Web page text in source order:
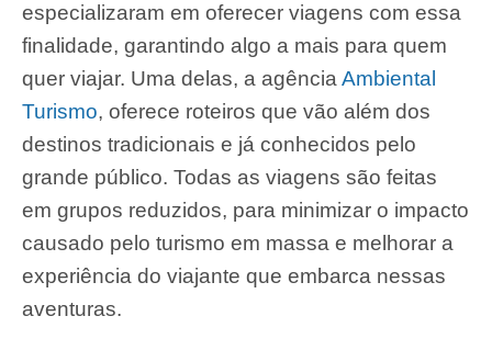
especializaram em oferecer viagens com essa
finalidade, garantindo algo a mais para quem
quer viajar. Uma delas, a agênciaAmbiental
Turismo, oferece roteiros que vão além dos
destinos tradicionais e já conhecidos pelo
grande público. Todas as viagens são feitas
em grupos reduzidos, para minimizar o impacto
causado pelo turismo em massa e melhorar a
experiência do viajante que embarca nessas
aventuras.